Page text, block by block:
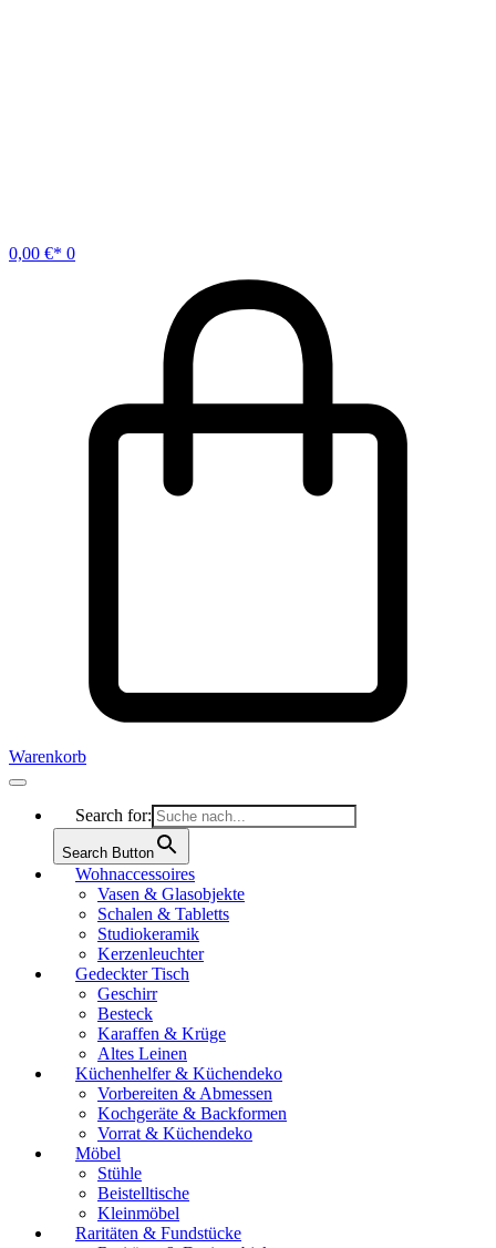
0,00 € 0
Warenkorb
Search for:
Search Button
Wohnaccessoires
Vasen & Glasobjekte
Schalen & Tabletts
Studiokeramik
Kerzenleuchter
Gedeckter Tisch
Geschirr
Besteck
Karaffen & Krüge
Altes Leinen
Küchenhelfer & Küchendeko
Vorbereiten & Abmessen
Kochgeräte & Backformen
Vorrat & Küchendeko
Möbel
Stühle
Beistelltische
Kleinmöbel
Raritäten & Fundstücke